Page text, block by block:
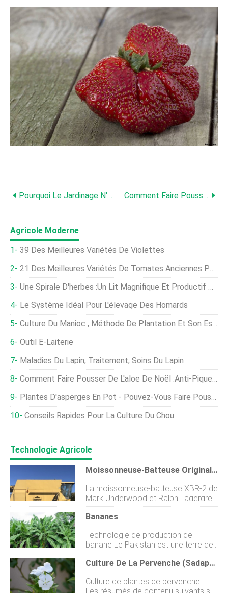
Pourquoi Le Jardinage N'est Pas Une Science Exacte - Et Pourquoi C'est Important Comment Faire Pousser Des Aubergines :de La Graine À La Récolte
Agricole Moderne
39 Des Meilleures Variétés De Violettes
21 Des Meilleures Variétés De Tomates Anciennes Pour Le Jardin
Une Spirale D'herbes :Un Lit Magnifique Et Productif Pour Faire Pousser Des Herbes De Jardin
Le Système Idéal Pour L'élevage Des Homards
Culture Du Manioc , Méthode De Plantation Et Son Espacement
Outil E-Laiterie
Maladies Du Lapin, Traitement, Soins Du Lapin
Comment Faire Pousser De L'aloe De Noël :anti-Pique Et Fait Chanter !
Plantes D'asperges En Pot - Pouvez-Vous Faire Pousser Des Asperges Dans Des Conteneurs
Conseils Rapides Pour La Culture Du Chou
Technologie Agricole
Moissonneuse-Batteuse Originale À Deux Rotors À Vendre Aux Enchères
La moissonneuse-batteuse XBR-2 de
Mark Underwood et Ralph Lagergren
– la première moissonneuse-
batteuse Bi-Rotor – sera vendue aux
dans le centre-nord du Kansas le 29
octobre. La vente aux enchères aura
lieu pour régler la succession
dUnderwood. La ronce de chêne,
décédé lannée dernière après un
Bananes
Technologie de production de
banane Le Pakistan est une terre de
promesse et de formidables
possibilités de développement en
unique, talents dinquisition rapide de
Culture De La Pervenche (Sadaphuli)
Culture de plantes de pervenche :